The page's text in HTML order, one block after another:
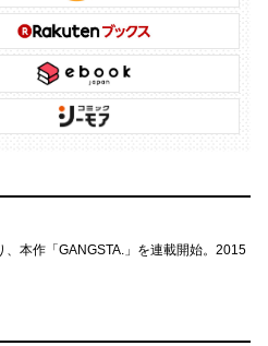
、本作「GANGSTA.」を連載開始。2015